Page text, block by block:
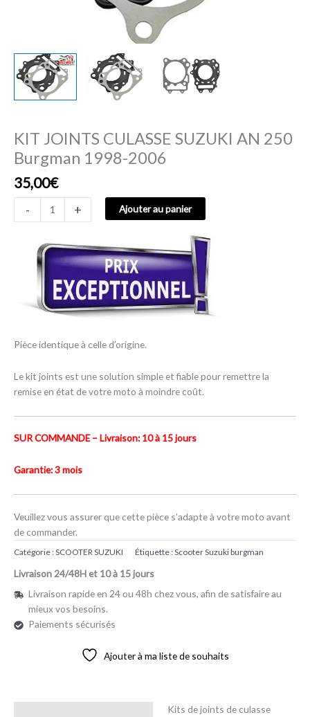
KIT JOINTS CULASSE SUZUKI AN 250
Burgman 1998-2006
35,00€
- + Ajouter au panier
Pièce identique à celle d’origine.
Le kit joints est une solution simple et fiable pour remettre la
remise en état de votre moto à moindre coût.
SUR COMMANDE – Livraison: 10 à 15 jours
Garantie: 3 mois
Veuillez vous assurer que cette pièce s’adapte à votre moto avant
de commander.
Catégorie :SCOOTER SUZUKI Étiquette :Scooter Suzuki burgman
Livraison 24/48H et 10 à 15 jours
Livraison rapide en 24 ou 48h chez vous, afin de satisfaire au
mieux vos besoins.
Paiements sécurisés
Ajouter à ma liste de souhaits
Kits de joints de culasse